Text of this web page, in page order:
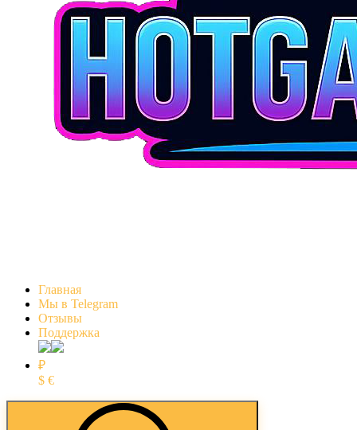
Главная
Мы в Telegram
Отзывы
Поддержка
₽
$ €